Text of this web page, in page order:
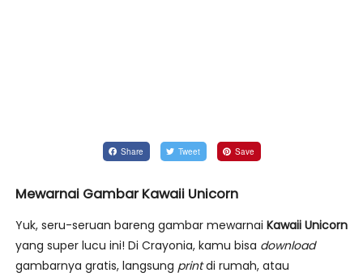
Share Tweet Save
Mewarnai Gambar Kawaii Unicorn
Yuk, seru-seruan bareng gambar mewarnai Kawaii Unicorn
yang super lucu ini! Di Crayonia, kamu bisa download
gambarnya gratis, langsung printdi rumah, atau